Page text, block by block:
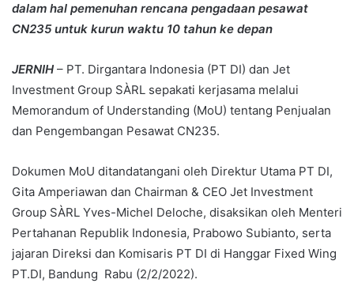
dalam hal pemenuhan rencana pengadaan pesawat
CN235 untuk kurun waktu 10 tahun ke depan
JERNIH – PT. Dirgantara Indonesia (PT DI) dan Jet
Investment Group SÀRL sepakati kerjasama melalui
Memorandum of Understanding (MoU) tentang Penjualan
dan Pengembangan Pesawat CN235.
Dokumen MoU ditandatangani oleh Direktur Utama PT DI,
Gita Amperiawan dan Chairman & CEO Jet Investment
Group SÀRL Yves-Michel Deloche, disaksikan oleh Menteri
Pertahanan Republik Indonesia, Prabowo Subianto, serta
jajaran Direksi dan Komisaris PT DI di Hanggar Fixed Wing
PT.DI, Bandung Rabu (2/2/2022).